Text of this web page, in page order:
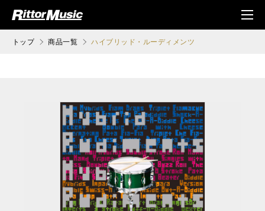
ジック (Rittor Musi
メニ
ュ
トップ 商品一覧 ハイブリッド・ルーディメンツ